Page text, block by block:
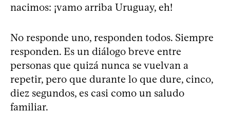
nacimos: ¡vamo arriba Uruguay, eh!
No responde uno, responden todos. Siempre
responden. Es un diálogo breve entre
personas que quizá nunca se vuelvan a
repetir, pero que durante lo que dure, cinco,
diez segundos, es casi como un saludo
familiar.